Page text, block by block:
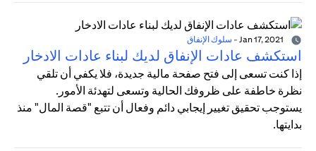
- سلوك الإنفاق
استكشف عادات الإنفاق لديك لبناء عادات الادخار
إذا كنت تسعى إلى فتح صفحة مالية جديدة، فلا يكفي أن تلقي
نظرة خاطفة على ظروفك الحالية وتسعى لتهدئة الأمور.
يستوجب تحقيق تغيير إيجابي دائم وفعال أن تتبع "قصة المال" منذ
بدايتها.